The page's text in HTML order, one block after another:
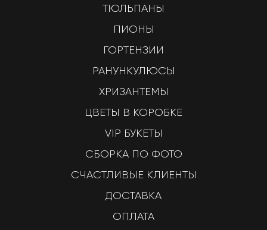
ТЮЛЬПАНЫ
ПИОНЫ
ГОРТЕНЗИИ
РАНУНКУЛЮСЫ
ХРИЗАНТЕМЫ
ЦВЕТЫ В КОРОБКЕ
VIP БУКЕТЫ
СБОРКА ПО ФОТО
СЧАСТЛИВЫЕ КЛИЕНТЫ
ДОСТАВКА
ОПЛАТА